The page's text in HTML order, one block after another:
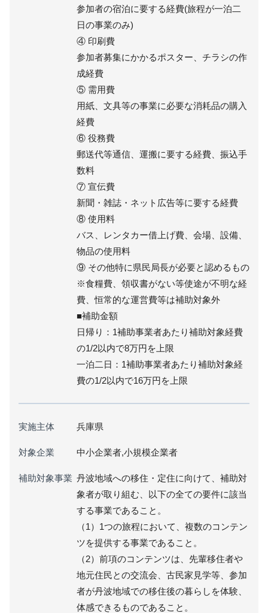
参加者の宿泊に要する経費(旅程が一泊二
日の事業のみ)
④ 印刷費
参加者募集にかかるポスター、チラシの作
成経費
⑤ 需用費
用紙、文具等の事業に必要な消耗品の購入
経費
⑥ 役務費
郵送代等通信、運搬に要する経費、振込手
数料
⑦ 宣伝費
新聞・雑誌・ネット広告等に要する経費
⑧ 使用料
バス、レンタカー借上げ費、会場、設備、
物品の使用料
⑨ その他特に県民局長が必要と認めるもの
※食糧費、領収書がない等使途が不明な経
費、恒常的な運営費等は補助対象外
■補助金額
日帰り：1補助事業者あたり補助対象経費
の1/2以内で8万円を上限
一泊二日：1補助事業者あたり補助対象経
費の1/2以内で16万円を上限
実施主体 兵庫県
対象企業 中小企業者,小規模企業者
補助対象事業 丹波地域への移住・定住に向けて、補助対
象者が取り組む、以下の全ての要件に該当
する事業であること。
（1）1つの旅程において、複数のコンテン
ツを提供する事業であること。
（2）前項のコンテンツは、先輩移住者や
地元住民との交流会、古民家見学等、参加
者が丹波地域での移住後の暮らしを体験、
体感できるものであること。